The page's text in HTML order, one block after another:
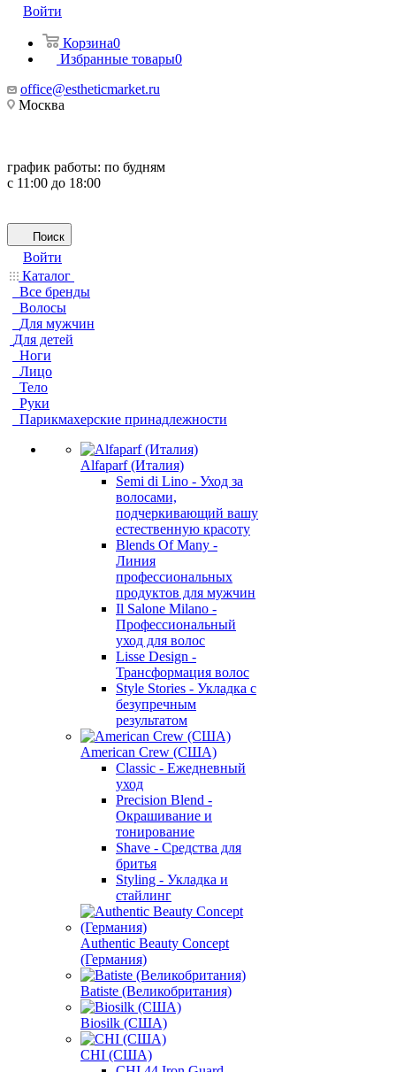
Войти
Корзина0
Избранные товары0
office@estheticmarket.ru
Москва
график работы: по будням
с 11:00 до 18:00
Поиск
Войти
Каталог
Все бренды
Волосы
Для мужчин
Для детей
Ноги
Лицо
Тело
Руки
Парикмахерские принадлежности
Alfaparf (Италия)
Semi di Lino - Уход за
волосами,
подчеркивающий вашу
естественную красоту
Blends Of Many -
Линия
профессиональных
продуктов для мужчин
Il Salone Milano -
Профессиональный
уход для волос
Lisse Design -
Трансформация волос
Style Stories - Укладка с
безупречным
результатом
American Crew (США)
Classic - Ежедневный
уход
Precision Blend -
Окрашивание и
тонирование
Shave - Средства для
бритья
Styling - Укладка и
стайлинг
Authentic Beauty Concept
(Германия)
Batiste (Великобритания)
Biosilk (США)
CHI (США)